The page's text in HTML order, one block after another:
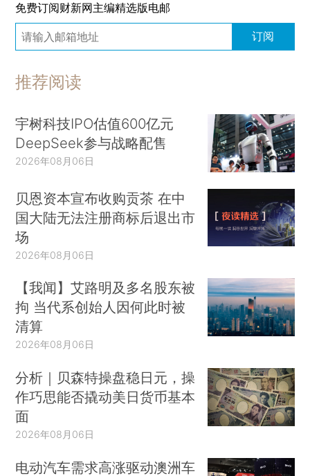
免费订阅财新网主编精选版电邮
订阅
推荐阅读
宇树科技IPO估值600亿元
DeepSeek参与战略配售
2026年08月06日
贝恩资本宣布收购贡茶 在中
国大陆无法注册商标后退出市
场
2026年08月06日
【我闻】艾路明及多名股东被
拘 当代系创始人因何此时被
清算
2026年08月06日
分析｜贝森特操盘稳日元，操
作巧思能否撬动美日货币基本
面
2026年08月06日
电动汽车需求高涨驱动澳洲车